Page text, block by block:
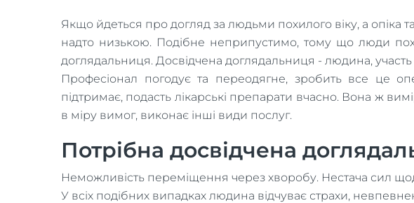
Якщо йдеться про догляд за людьми похилого віку, а опіка
надто низькою. Подібне неприпустимо, тому що люди
доглядальниця. Досвідчена доглядальниця - людина, участь
Професіонал погодує та переодягне, зробить все це
підтримає, подасть лікарські препарати вчасно. Вона ж
в міру вимог, виконає інші види послуг.
Потрібна досвідчена
Неможливість переміщення через хворобу. Нестача сил
У всіх подібних випадках людина відчуває страхи,